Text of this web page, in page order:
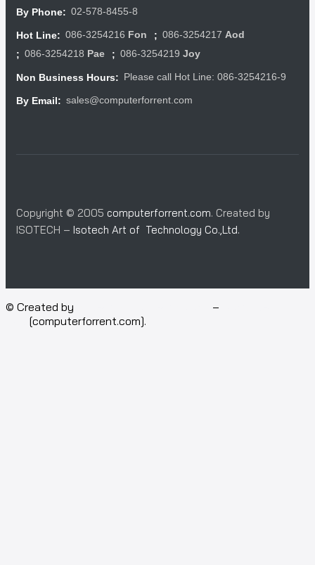
By Phone: 02-578-8455-8
Hot Line: 086-3254216 Fon ; 086-3254217 Aod
; 086-3254218 Pae ; 086-3254219 Joy
Non Business Hours: Please call Hot Line: 086-3254216-9
By Email: sales@computerforrent.com
Copyright © 2005 computerforrent.com. Created by
ISOTECH – Isotech Art of Technology Co.,Ltd.
© Created by –
[computerforrent.com].